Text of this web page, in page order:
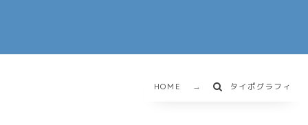
HOME タイポグラフィ